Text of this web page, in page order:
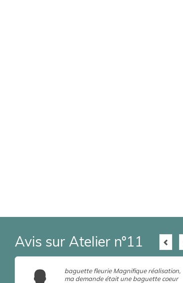
Avis sur Atelier n°11
baguette fleurie Magnifique réalisation,
ma demande était une baguette coeur